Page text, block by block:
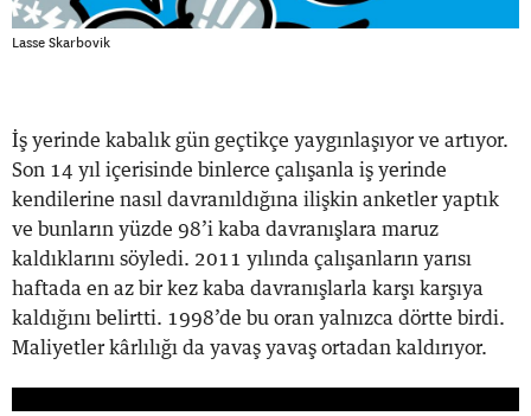
Lasse Skarbovik
İş yerinde kabalık gün geçtikçe yaygınlaşıyor ve artıyor.
Son 14 yıl içerisinde binlerce çalışanla iş yerinde
kendilerine nasıl davranıldığına ilişkin anketler yaptık
ve bunların yüzde 98’i kaba davranışlara maruz
kaldıklarını söyledi. 2011 yılında çalışanların yarısı
haftada en az bir kez kaba davranışlarla karşı karşıya
kaldığını belirtti. 1998’de bu oran yalnızca dörtte birdi.
Maliyetler kârlılığı da yavaş yavaş ortadan kaldırıyor.